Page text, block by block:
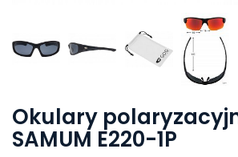
Okulary
SAMUM E220-1P